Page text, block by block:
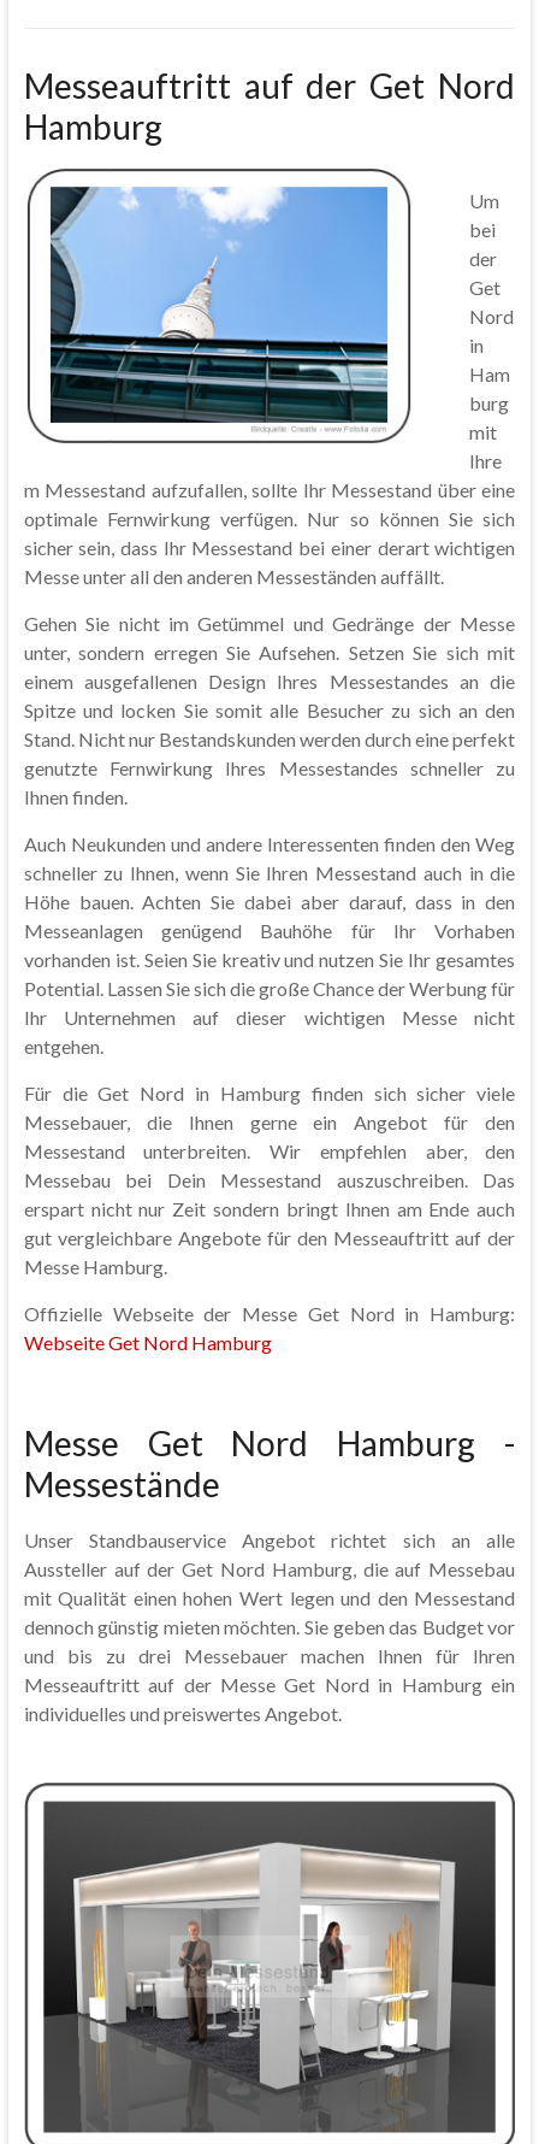
Messeauftritt auf der Get Nord
Hamburg
Um
bei
der
Get
Nord
in
Ham
burg
mit
Ihre
m Messestand aufzufallen, sollte Ihr Messestand über eine
optimale Fernwirkung verfügen. Nur so können Sie sich
sicher sein, dass Ihr Messestand bei einer derart wichtigen
Messe unter all den anderen Messeständen auffällt.
Gehen Sie nicht im Getümmel und Gedränge der Messe
unter, sondern erregen Sie Aufsehen. Setzen Sie sich mit
einem ausgefallenen Design Ihres Messestandes an die
Spitze und locken Sie somit alle Besucher zu sich an den
Stand. Nicht nur Bestandskunden werden durch eine perfekt
genutzte Fernwirkung Ihres Messestandes schneller zu
Ihnen finden.
Auch Neukunden und andere Interessenten finden den Weg
schneller zu Ihnen, wenn Sie Ihren Messestand auch in die
Höhe bauen. Achten Sie dabei aber darauf, dass in den
Messeanlagen genügend Bauhöhe für Ihr Vorhaben
vorhanden ist. Seien Sie kreativ und nutzen Sie Ihr gesamtes
Potential. Lassen Sie sich die große Chance der Werbung für
Ihr Unternehmen auf dieser wichtigen Messe nicht
entgehen.
Für die Get Nord in Hamburg finden sich sicher viele
Messebauer, die Ihnen gerne ein Angebot für den
Messestand unterbreiten. Wir empfehlen aber, den
Messebau bei Dein Messestand auszuschreiben. Das
erspart nicht nur Zeit sondern bringt Ihnen am Ende auch
gut vergleichbare Angebote für den Messeauftritt auf der
Messe Hamburg.
Offizielle Webseite der Messe Get Nord in Hamburg:
Webseite Get Nord Hamburg
Messe Get Nord Hamburg -
Messestände
Unser Standbauservice Angebot richtet sich an alle
Aussteller auf der Get Nord Hamburg, die auf Messebau
mit Qualität einen hohen Wert legen und den Messestand
dennoch günstig mieten möchten. Sie geben das Budget vor
und bis zu drei Messebauer machen Ihnen für Ihren
Messeauftritt auf der Messe Get Nord in Hamburg ein
individuelles und preiswertes Angebot.